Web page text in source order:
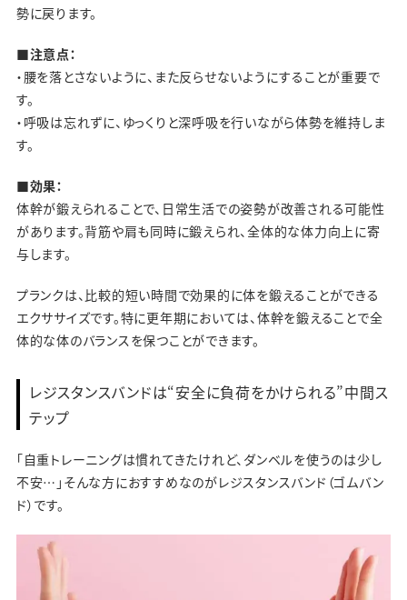
勢に戻ります。
■注意点：
・腰を落とさないように、また反らせないようにすることが重要で
す。
・呼吸は忘れずに、ゆっくりと深呼吸を行いながら体勢を維持しま
す。
■効果：
体幹が鍛えられることで、日常生活での姿勢が改善される可能性
があります。背筋や肩も同時に鍛えられ、全体的な体力向上に寄
与します。
プランクは、比較的短い時間で効果的に体を鍛えることができる
エクササイズです。特に更年期においては、体幹を鍛えることで全
体的な体のバランスを保つことができます。
レジスタンスバンドは“安全に負荷をかけられる”中間ス
テップ
「自重トレーニングは慣れてきたけれど、ダンベルを使うのは少し
不安…」そんな方におすすめなのがレジスタンスバンド（ゴムバン
ド）です。